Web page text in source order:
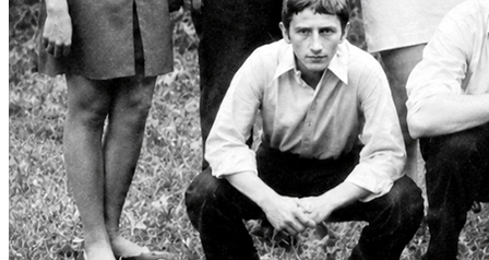
Статут УТОГ
Нормативна база УТОГ
Конвенція ООН
Законодавство
Декларації
Документи ВФГ
Міжнародні документи